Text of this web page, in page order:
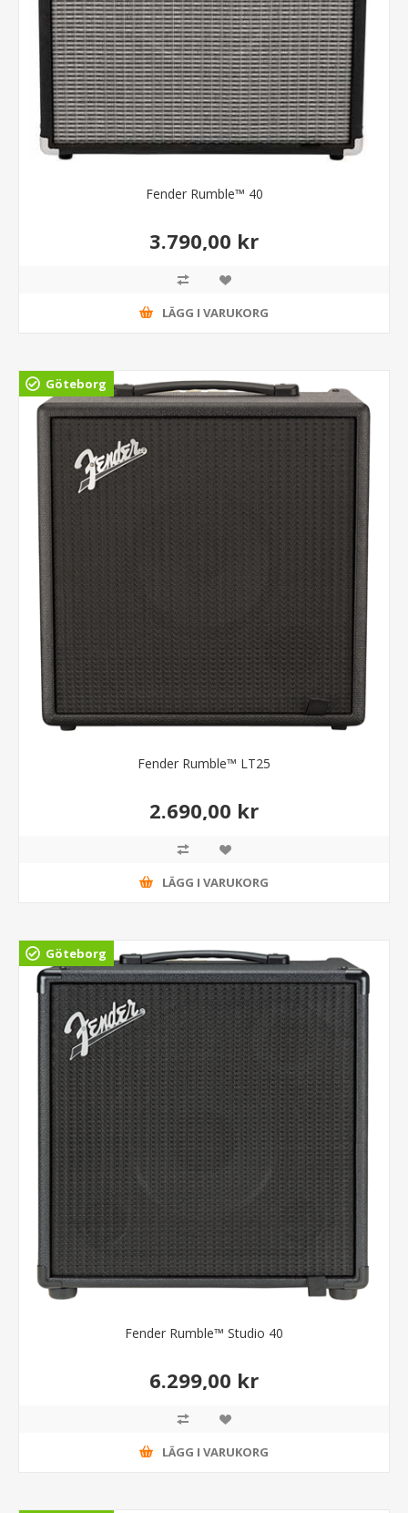
Fender Rumble™ 40
3.790,00 kr
LÄGG I VARUKORG
Göteborg
Fender Rumble™ LT25
2.690,00 kr
LÄGG I VARUKORG
Göteborg
Fender Rumble™ Studio 40
6.299,00 kr
LÄGG I VARUKORG